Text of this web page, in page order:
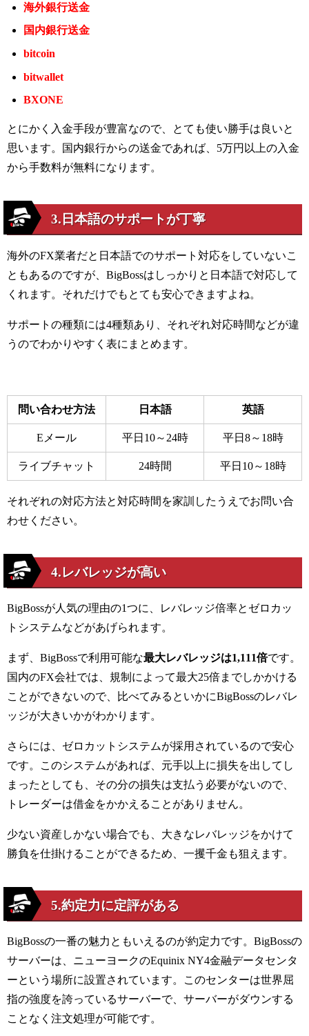
海外銀行送金
国内銀行送金
bitcoin
bitwallet
BXONE
とにかく入金手段が豊富なので、とても使い勝手は良いと
思います。国内銀行からの送金であれば、 5万円以上の入金
から手数料が無料になります。
3.日本語のサポートが丁寧
海外のFX業者だと日本語でのサポート対応をしていないこ
ともあるのですが、 BigBossはしっかりと日本語で対応して
くれます。それだけでもとても安心できますよね。
サポートの種類には4種類あり、それぞれ対応時間などが違
うのでわかりやすく表にまとめます。
問い合わせ方法 日本語 英語
Eメール 平日10～24時 平日8～18時
ライブチャット 24時間 平日10～18時
それぞれの対応方法と対応時間を家訓したうえでお問い合
わせください。
4.レバレッジが高い
BigBossが人気の理由の1つに、レバレッジ倍率とゼロカッ
トシステムなどがあげられます。
まず、 BigBossで利用可能な最大レバレッジは1,111倍です。
国内のFX会社では、規制によって最大25倍までしかかける
ことができないので、比べてみるといかにBigBossのレバレ
ッジが大きいかがわかります。
さらには、ゼロカットシステムが採用されているので安心
です。このシステムがあれば、元手以上に損失を出してし
まったとしても、その分の損失は支払う必要がないので、
トレーダーは借金をかかえることがありません。
少ない資産しかない場合でも、大きなレバレッジをかけて
勝負を仕掛けることができるため、一攫千金も狙えます。
5.約定力に定評がある
BigBossの一番の魅力ともいえるのが約定力です。 BigBossの
サーバーは、ニューヨークのEquinix NY4金融データセンタ
ーという場所に設置されています。このセンターは世界屈
指の強度を誇っているサーバーで、サーバーがダウンする
ことなく注文処理が可能です。